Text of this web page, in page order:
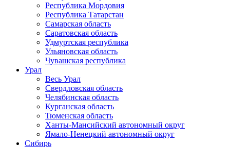
Республика Мордовия
Республика Татарстан
Самарская область
Саратовская область
Удмуртская республика
Ульяновская область
Чувашская республика
Урал
Весь Урал
Свердловская область
Челябинская область
Курганская область
Тюменская область
Ханты-Мансийский автономный округ
Ямало-Ненецкий автономный округ
Сибирь